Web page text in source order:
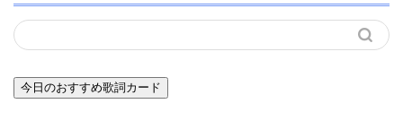
今日のおすすめ歌詞カード